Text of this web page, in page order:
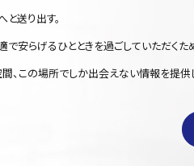
送り出す。
安らげるひとときを過ごしていただくた
、この場所でしか出会えない情報を提供